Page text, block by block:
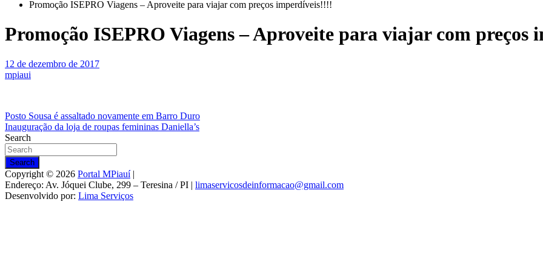
Promoção ISEPRO Viagens – Aproveite para viajar com preços imperdívei​s!!!!
Promoção ISEPRO Viagens – Aproveite para viajar com preços
12 de dezembro de 2017
mpiaui
Navegação
de
Post
Posto Sousa é assaltado novamente em Barro Duro
Inauguração da loja de roupas femininas Daniella’s
Search
Search
Copyright © 2026 Portal MPiauí|
Endereço: Av. Jóquei Clube, 299 – Teresina / PI | limaservicosdeinformacao@gmail.com
Desenvolvido por: Lima Serviços